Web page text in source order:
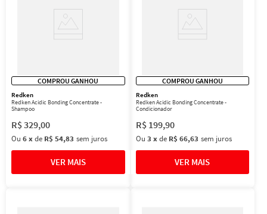
COMPROU GANHOU
Redken
Redken Acidic Bonding Concentrate -
Shampoo
R$329,00
Ou 6xde R$ 54,83 sem juros
COMPROU GANHOU
Redken
Redken Acidic Bonding Concentrate -
Condicionador
R$ 199,90
Ou 3 xde R$ 66,63 sem juros